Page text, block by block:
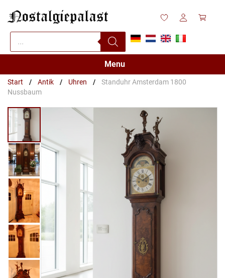
Inhalt
springen
Products
search
Menu
Start / Antik / Uhren /
Standuhr Amsterdam 1800
Nussbaum